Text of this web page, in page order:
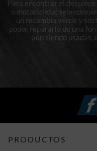
Para encontrar el
o motocicleta;
un recambio verde y
poder repararlo de una
aún siendo usadas,
PRODUCTOS